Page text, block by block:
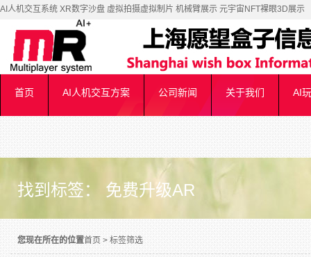
AI人机交互系统 XR数字沙盘 虚拟拍摄虚拟制片 机械臂展示 元宇宙NFT裸眼3D展示
首页 AI人机交互方案 公司新闻 关于我们 AI
找到标签： 免费升级AR
您现在所在的位置首页 > 标签筛选